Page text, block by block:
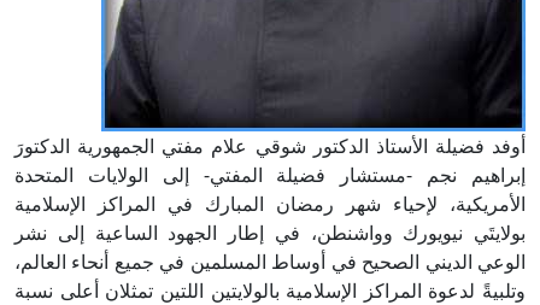
أوفد فضيلة الأستاذ الدكتور شوقي علام مفتي الجمهورية الدكتورَ
إبراهيم نجم -مستشار فضيلة المفتي- إلى الولايات المتحدة
الأمريكية، لإحياء شهر رمضان المبارك في المراكز الإسلامية
بولايتَي نيويورك وواشنطن، في إطار الجهود الساعية إلى نشر
الوعي الديني الصحيح في أوساط المسلمين في جميع أنحاء العالم،
وتلبيةً لدعوة المراكز الإسلامية بالولايتين اللتين تمثلان أعلى نسبة